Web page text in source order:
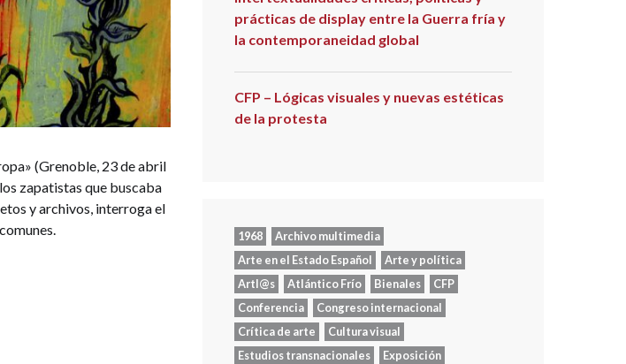
(Grenoble, 23 de abril
zapatistas que buscaba
y archivos, interroga el
prácticas de display entre la Guerra fría y
la contemporaneidad global
CFP – Lógicas visuales y nuevas estéticas
de la protesta
1968
Archivo multimedia
Arte en el Estado Español
Arte y política
Artl@s
Atlántico Frío Bienales
CFP
Conferencia
Congreso internacional
Crítica de arte
Cultura visual
Estudios transnacionales
Exposición